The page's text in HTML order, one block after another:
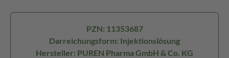
PZN: 11353687
Darreichungsform: Injektionslösung
Hersteller: PUREN Pharma GmbH & Co. KG